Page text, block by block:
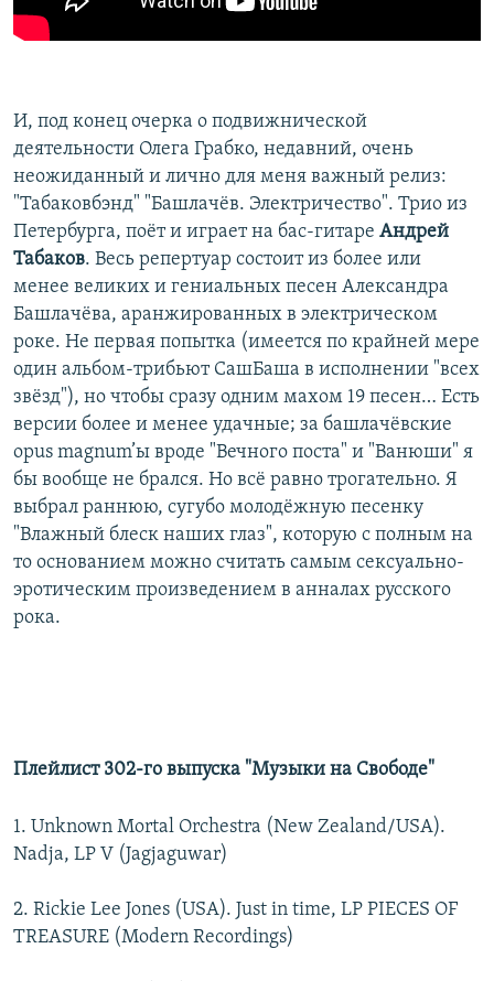
И, под конец очерка о подвижнической
деятельности Олега Грабко, недавний, очень
неожиданный и лично для меня важный релиз:
"Табаковбэнд" "Башлачёв. Электричество". Трио из
Петербурга, поёт и играет на бас-гитаре Андрей
Табаков. Весь репертуар состоит из более или
менее великих и гениальных песен Александра
Башлачёва, аранжированных в электрическом
роке. Не первая попытка (имеется по крайней мере
один альбом-трибьют СашБаша в исполнении "всех
звёзд"), но чтобы сразу одним махом 19 песен… Есть
версии более и менее удачные; за башлачёвские
opus magnum’ы вроде "Вечного поста" и "Ванюши" я
бы вообще не брался. Но всё равно трогательно. Я
выбрал раннюю, сугубо молодёжную песенку
"Влажный блеск наших глаз", которую с полным на
то основанием можно считать самым сексуально-
эротическим произведением в анналах русского
рока.
Плейлист 302-го выпуска "Музыки на Свободе"
1. Unknown Mortal Orchestra (New Zealand/USA).
Nadja, LP V (Jagjaguwar)
2. Rickie Lee Jones (USA). Just in time, LP PIECES OF
TREASURE (Modern Recordings)